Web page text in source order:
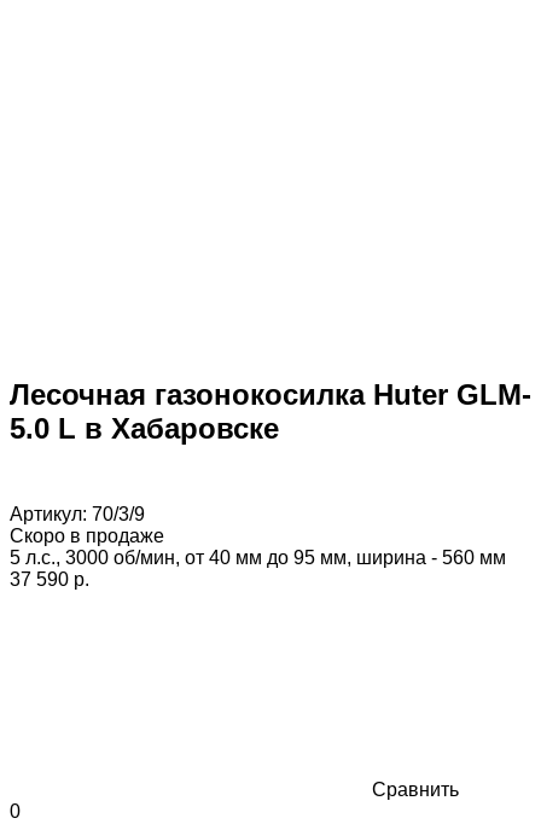
Лесочная газонокосилка Huter GLM-
5.0 L в Хабаровске
Артикул: 70/3/9
Скоро в продаже
5 л.с., 3000 об/мин, от 40 мм до 95 мм, ширина - 560 мм
37 590 p.
Сравнить
0